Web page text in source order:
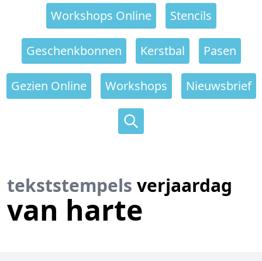
Workshops Online Stencils
Geschenkbonnen Kerstbal Pasen
Gezien Online Workshops Nieuwsbrief
tekststempels verjaardag
van harte